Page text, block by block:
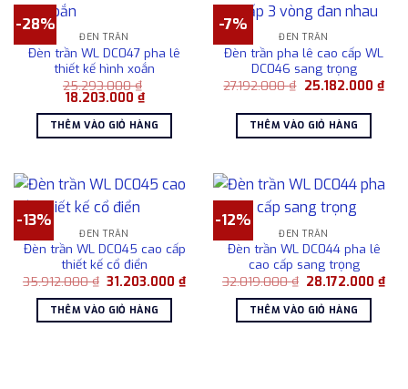
-28%
ĐÈN TRẦN
Đèn trần WL DC047 pha lê
thiết kế hình xoắn
25.293.000₫
Giá
là:
25.293.000 ₫.
18.203.000 ₫Giá
hiện
tại
là:
18.203.000 ₫.
THÊM VÀO GIỎ HÀNG
-7%
ĐÈN TRẦN
Đèn trần pha lê cao cấp WL
DC046 sang trọng
27.192.000₫ Giá
27.192.000 ₫.
25.182.000 ₫Giá
hiện
THÊM VÀO GIỎ HÀNG
-13%
ĐÈN TRẦN
Đèn trần WL DC045 cao cấp
thiết kế cổ điển
35.912.000₫ Giá
là:
35.912.000 ₫.
31.203.000₫Giá
hiện
31.203.000 ₫.
THÊM VÀO GIỎ HÀNG
-12%
ĐÈN TRẦN
Đèn trần WL DC044 pha lê
cao cấp sang trọng
32.019.000₫ Giá
là:
32.019.000 ₫.
28.172.000₫Giá
hiện
THÊM VÀO GIỎ HÀNG